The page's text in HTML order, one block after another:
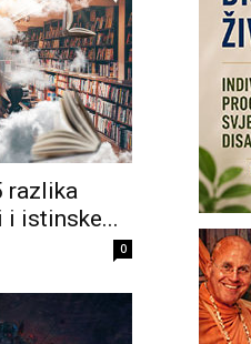
razlika
i istinske...
0